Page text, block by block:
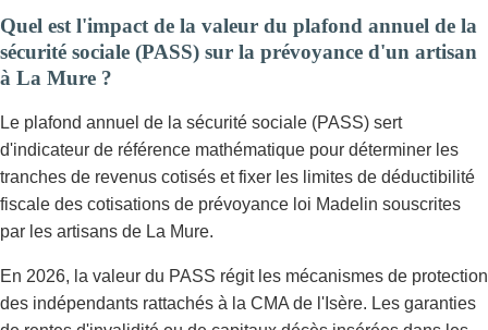
Quel est l'impact de la valeur du plafond annuel de la
sécurité sociale (PASS) sur la prévoyance d'un artisan
à La Mure ?
Le plafond annuel de la sécurité sociale (PASS) sert
d'indicateur de référence mathématique pour déterminer les
tranches de revenus cotisés et fixer les limites de déductibilité
fiscale des cotisations de prévoyance loi Madelin souscrites
par les artisans de La Mure.
En 2026, la valeur du PASS régit les mécanismes de protection
des indépendants rattachés à la CMA de l'Isère. Les garanties